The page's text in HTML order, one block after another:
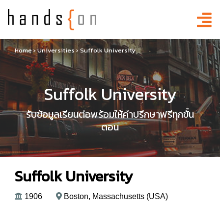
Home›Universities › Suffolk University
Suffolk University
รับข้อมูลเรียนต่อพร้อมให้คำปรึกษาฟรีทุกขั้น
ตอน
Suffolk University
1906 Boston, Massachusetts (USA)